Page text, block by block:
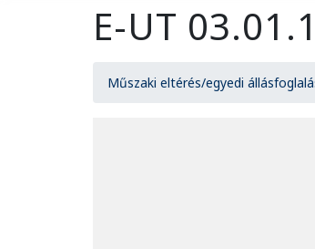
E-UT
Műszaki eltérés/egyedi